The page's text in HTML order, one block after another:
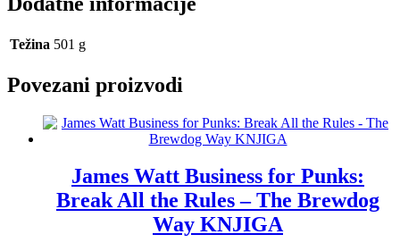
Težina 501 g
Povezani proizvodi
James Watt Business for Punks:
Break All the Rules – The Brewdog
Way KNJIGA